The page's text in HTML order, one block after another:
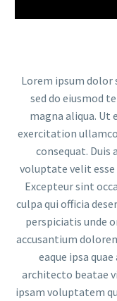
Lorem ipsum
sed do eiusmod
magna aliqua. Ut
exercitation
consequat.
voluptate velit
Excepteur sint
culpa qui officia
perspiciatis unde
accusantium
eaque ipsa
architecto beatae
ipsam voluptatem